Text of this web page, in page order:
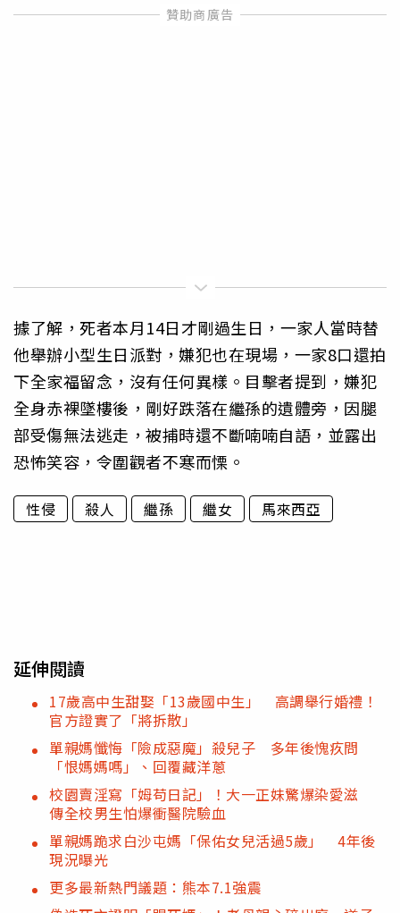
據了解，死者本月14日才剛過生日，一家人當時替
他舉辦小型生日派對，嫌犯也在現場，一家8口還拍
下全家福留念，沒有任何異樣。目擊者提到，嫌犯
全身赤裸墜樓後，剛好跌落在繼孫的遺體旁，因腿
部受傷無法逃走，被捕時還不斷喃喃自語，並露出
恐怖笑容，令圍觀者不寒而慄。
性侵 殺人 繼孫 繼女 馬來西亞
延伸閱讀
17歲高中生甜娶「13歲國中生」 高調舉行婚禮！
官方證實了「將拆散」
單親媽懺悔「險成惡魔」殺兒子 多年後愧疚問
「恨媽媽嗎」、回覆藏洋蔥
校園賣淫寫「姆苟日記」！大一正妹驚爆染愛滋
傳全校男生怕爆衝醫院驗血
單親媽跪求白沙屯媽「保佑女兒活過5歲」 4年後
現況曝光
更多最新熱門議題：熊本7.1強震